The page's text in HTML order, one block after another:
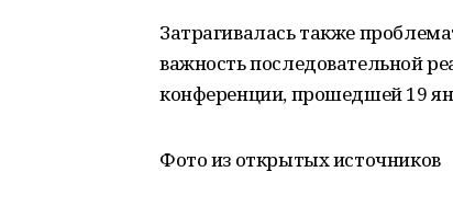
Затрагивалась также
важность последовательной
конференции, прошедшей 19
Фото из открытых источников